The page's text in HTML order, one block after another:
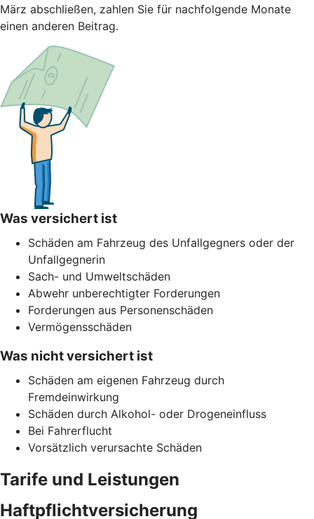
März abschließen, zahlen Sie für nachfolgende Monate
einen anderen Beitrag.
Was versichert ist
Schäden am Fahrzeug des Unfallgegners oder der
Unfallgegnerin
Sach- und Umweltschäden
Abwehr unberechtigter Forderungen
Forderungen aus Personenschäden
Vermögensschäden
Was nicht versichert ist
Schäden am eigenen Fahrzeug durch
Fremdeinwirkung
Schäden durch Alkohol- oder Drogeneinfluss
Bei Fahrerflucht
Vorsätzlich verursachte Schäden
Tarife und Leistungen
Haftpflichtversicherung